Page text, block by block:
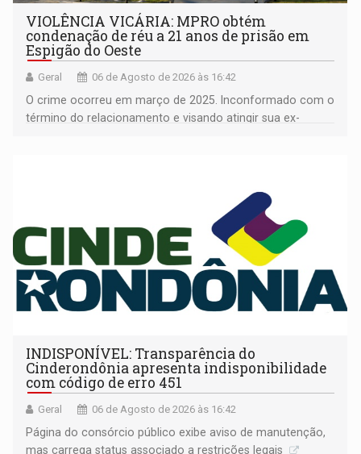
VIOLÊNCIA VICÁRIA: MPRO obtém
condenação de réu a 21 anos de prisão em
Espigão do Oeste
Geral 06 de Agosto de 2026 às 16:42
O crime ocorreu em março de 2025. Inconformado com o
término do relacionamento e visando atingir sua ex-
INDISPONÍVEL: Transparência do
Cinderondônia apresenta indisponibilidade
com código de erro 451
Geral 06 de Agosto de 2026 às 16:42
Página do consórcio público exibe aviso de manutenção,
mas carrega status associado a restrições legais